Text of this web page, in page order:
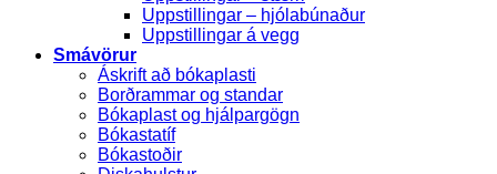
Uppstillingar – hjólabúnaður
Uppstillingar á vegg
Smávörur
Áskrift að bókaplasti
Borðrammar og standar
Bókaplast og hjálpargögn
Bókastatíf
Bókastoðir